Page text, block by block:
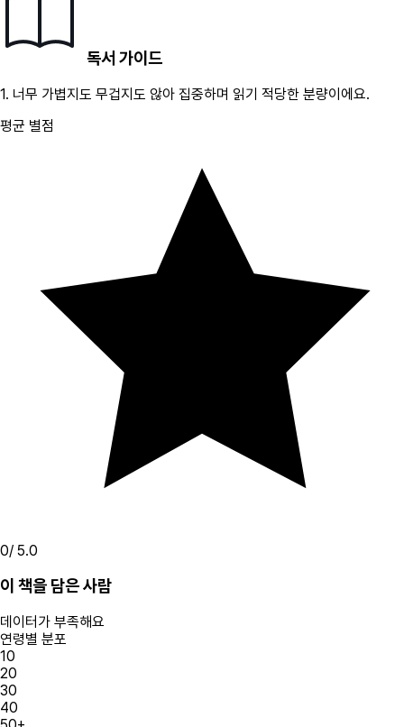
독서 가이드
1. 너무 가볍지도 무겁지도 않아 집중하며 읽기 적당한 분량이에요.
평균 별점
0/ 5.0
이 책을 담은 사람
데이터가 부족해요
연령별 분포
10
20
30
40